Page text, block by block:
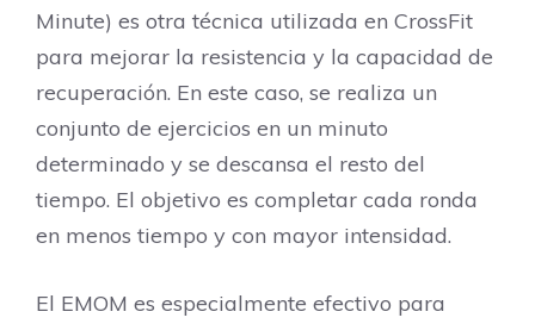
Minute) es otra técnica utilizada en CrossFit
para mejorar la resistencia y la capacidad de
recuperación. En este caso, se realiza un
conjunto de ejercicios en un minuto
determinado y se descansa el resto del
tiempo. El objetivo es completar cada ronda
en menos tiempo y con mayor intensidad.
El EMOM es especialmente efectivo para